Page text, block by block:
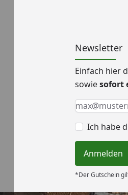
Newsletter
Einfach hier
sowiesofort
Keine
Eingabe
E-Mail *
Ich habe
Anmelden
*Der Gutschein